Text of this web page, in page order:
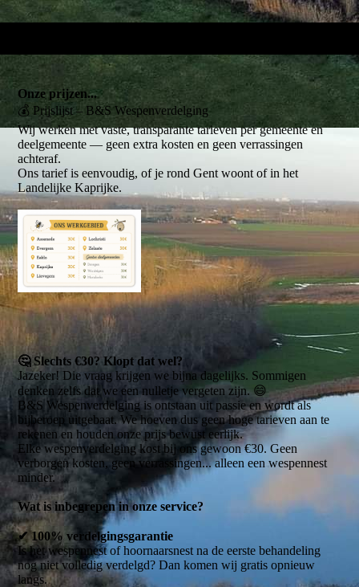
Onze prijzen...
💰 Prijslijst – B&S Wespenverdelging
Wij werken met vaste, transparante tarieven per gemeente en
deelgemeente — geen extra kosten en geen verrassingen
achteraf.
Ons tarief is eenvoudig, of je rond Gent woont of in het
Landelijke Kaprijke.
🤔 Slechts €30? Klopt dat wel?
Jazeker! Die vraag krijgen we bijna dagelijks. Sommigen
denken zelfs dat we een nulletje vergeten zijn. 😄
B&S Wespenverdelging is ontstaan uit passie en wordt als
bijberoep uitgebaat. We hoeven dus geen hoge tarieven aan te
rekenen en houden onze prijs bewust eerlijk.
Elke wespenverdelging kost bij ons gewoon €30. Geen
verborgen kosten, geen verrassingen... alleen een wespennest
minder.
Wat is inbegrepen in onze service?
✔ 100% verdelgingsgarantie
Is het wespennest of hoornaarsnest na de eerste behandeling
nog niet volledig verdelgd? Dan komen wij gratis opnieuw
langs.